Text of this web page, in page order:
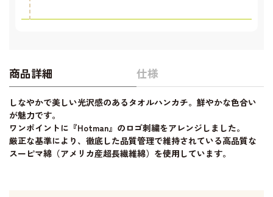
商品詳細 仕様
しなやかで美しい光沢感のあるタオルハンカチ。鮮やかな色合い
が魅力です。
ワンポイントに『Hotman』のロゴ刺繍をアレンジしました。
厳正な基準により、徹底した品質管理で維持されている高品質な
スーピマ綿（アメリカ産超長繊維綿）を使用しています。